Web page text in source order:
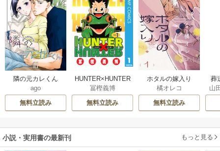
隣の元カレくん
ago
無料立読み
HUNTER×HUNTER
モノクロ版
冨樫義博
無料立読み
ホタルの嫁入り
橘オレコ
無料立読み
葬
山
小説・実用書の最新刊 もっと見る